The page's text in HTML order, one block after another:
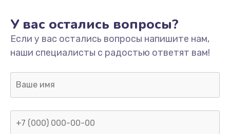
У вас остались вопросы?
Если у вас остались вопросы напишите нам,
наши специалисты с радостью ответят вам!